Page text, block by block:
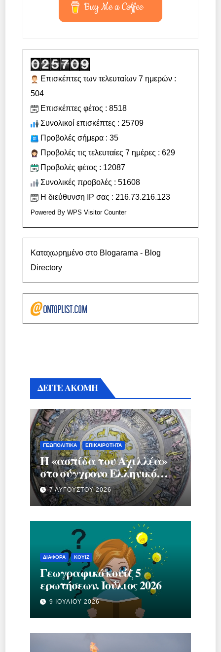
Buy Me a Coffee
Επισκέπτες των τελευταίων 7 ημερών :
504
Επισκέπτες φέτος : 8518
Συνολικοί επισκέπτες : 25709
Προβολές σήμερα : 35
Προβολές τις τελευταίες 7 ημέρες : 629
Προβολές φέτος : 12087
Συνολικές προβολές : 51608
Η διεύθυνση IP σας : 216.73.216.123
Powered ByWPS Visitor Counter
Καταχωρημένο στο Blogarama - Blog
Directory
ΔΕΙΤΕ ΑΚΟΜΗ
ΓΕΩΠΟΛΙΤΙΚΆ ΕΠΙΚΑΙΡΌΤΗΤΑ
Η «ασπίδα του Αχιλλέα»
στο σύγχρονο Ελληνικό
κράτος.
7 ΑΥΓΟΎΣΤΟΥ 2026
ΔΙΆΦΟΡΑ ΚΟΥΊΖ
Γεωγραφικό κουίζ 5
ερωτήσεων. Ιούλιος 2026
9 ΙΟΥΛΊΟΥ 2026